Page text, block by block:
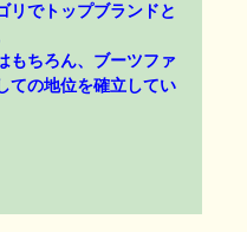
リでトップブランドと
もちろん、ブーツファ
ての地位を確立してい